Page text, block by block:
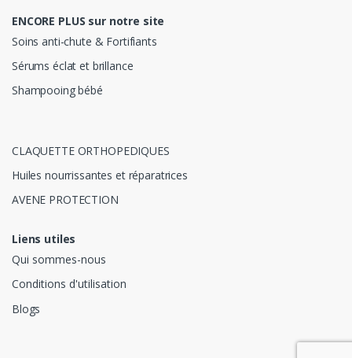
ENCORE PLUS sur notre site
Soins anti-chute & Fortifiants
Sérums éclat et brillance
Shampooing bébé
CLAQUETTE ORTHOPEDIQUES
Huiles nourrissantes et réparatrices
AVENE PROTECTION
Liens utiles
Qui sommes-nous
Conditions d'utilisation
Blogs